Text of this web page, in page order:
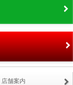
店舗案内